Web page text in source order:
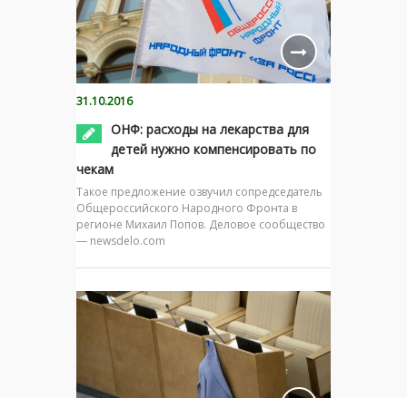
31.10.2016
ОНФ: расходы на лекарства для
детей нужно компенсировать по
чекам
Такое предложение озвучил сопредседатель
Общероссийского Народного Фронта в
регионе Михаил Попов. Деловое сообщество
— newsdelo.com